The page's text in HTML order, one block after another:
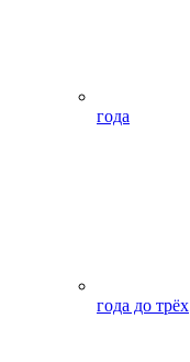
года
года до трёх